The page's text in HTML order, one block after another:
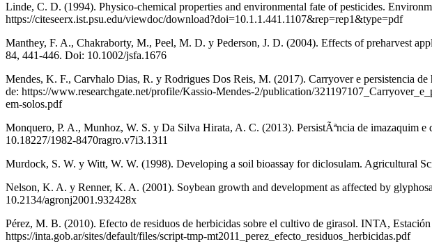
Linde, C. D. (1994). Physico-chemical properties and environmental fate of pesticides.
https://citeseerx.ist.psu.edu/viewdoc/download?doi=10.1.1.441.1107&rep=rep1&type=pdf
Manthey, F. A., Chakraborty, M., Peel, M. D. y Pederson, J. D. (2004). Effects of preharvest
84, 441-446. Doi: 10.1002/jsfa.1676
Mendes, K. F., Carvhalo Dias, R. y Rodrigues Dos Reis, M. (2017). Carryover e persistencia
de: https://www.researchgate.net/profile/Kassio-Mendes-2/publication/
em-solos.pdf
Monquero, P. A., Munhoz, W. S. y Da Silva Hirata, A. C. (2013). PersistÃªncia de
10.18227/1982-8470ragro.v7i3.1311
Murdock, S. W. y Witt, W. W. (1998). Developing a soil bioassay for diclosulam. Agricultural
Nelson, K. A. y Renner, K. A. (2001). Soybean growth and development as affected by
10.2134/agronj2001.932428x
Pérez, M. B. (2010). Efecto de residuos de herbicidas sobre el cultivo de girasol. INTA,
https://inta.gob.ar/sites/default/files/script-tmp-mt2011_perez_efecto_residuos_herbicidas.pdf